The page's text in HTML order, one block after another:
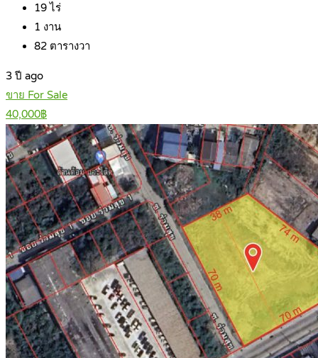
19ไร่
1 งาน
82 ตารางวา
3 ปี ago
ขาย For Sale
40,000฿